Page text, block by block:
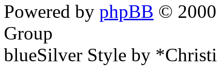
Powered by phpBB ©
Group
blueSilver Style by